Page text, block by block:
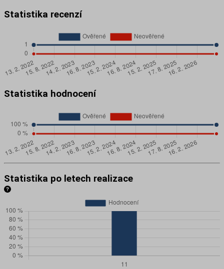
Statistika recenzí
Statistika hodnocení
Statistika po letech realizace